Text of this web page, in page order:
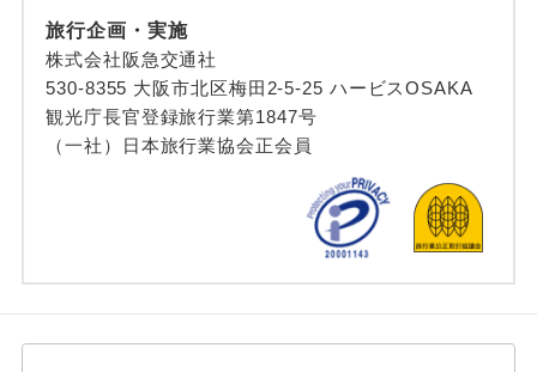
旅行企画・実施
株式会社阪急交通社
530-8355 大阪市北区梅田2-5-25 ハービスOSAKA
観光庁長官登録旅行業第1847号
（一社）日本旅行業協会正会員